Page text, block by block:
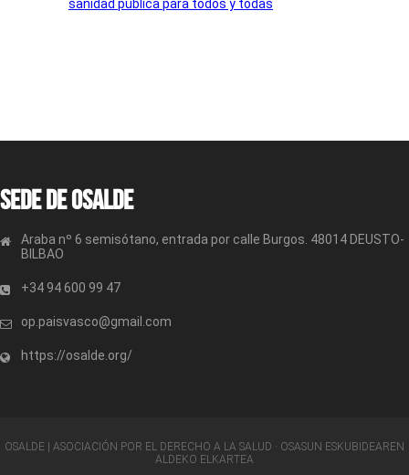
sanidad pública para todos y todas
Sede de OSALDE
Araba nº 6 semisótano, entrada por calle Burgos. 48014 DEUSTO-
BILBAO
+34 94 600 99 47
op.paisvasco@gmail.com
https://osalde.org/
OSALDE | ASOCIACIÓN POR EL DERECHO A LA SALUD · OSASUN ESKUBIDEAREN
ALDEKO ELKARTEA